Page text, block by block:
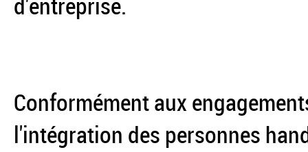
d'entreprise.
Conformément aux
l'intégration des personnes